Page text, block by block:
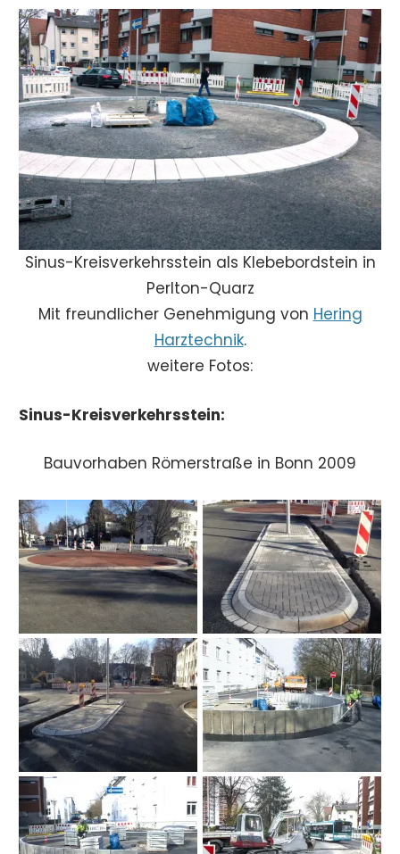
Sinus-Kreisverkehrsstein als Klebebordstein in
Perlton-Quarz
Mit freundlicher Genehmigung von Hering
Harztechnik.
weitere Fotos:
Sinus-Kreisverkehrsstein:
Bauvorhaben Römerstraße in Bonn 2009